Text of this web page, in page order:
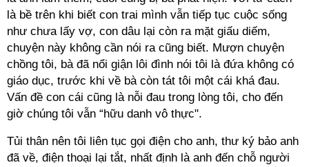
là bề trên khi biết con trai mình vẫn tiếp tục cuộc sống
như chưa lấy vợ, con dâu lại còn ra mặt giấu diếm,
chuyện này không cần nói ra cũng biết. Mượn chuyện
chồng tôi, bà đã nổi giận lôi đình nói tôi là đứa không có
giáo dục, trước khi về bà còn tát tôi một cái khá đau.
Vấn đề con cái cũng là nỗi đau trong lòng tôi, cho đến
giờ chúng tôi vẫn “hữu danh vô thực".
Tủi thân nên tôi liên tục gọi điện cho anh, thư ký bảo anh
đã về, điện thoại lại tắt, nhất định là anh đến chỗ người